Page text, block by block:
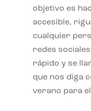
objetivo es
accesible,
cualquier
redes
rápido y se
que nos diga
verano para